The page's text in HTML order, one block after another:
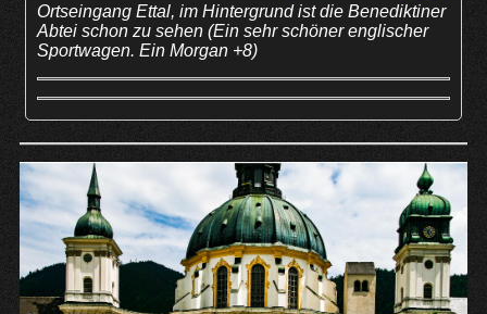
Ortseingang Ettal, im Hintergrund ist die Benediktiner
Abtei schon zu sehen (Ein sehr schöner englischer
Sportwagen. Ein Morgan +8)